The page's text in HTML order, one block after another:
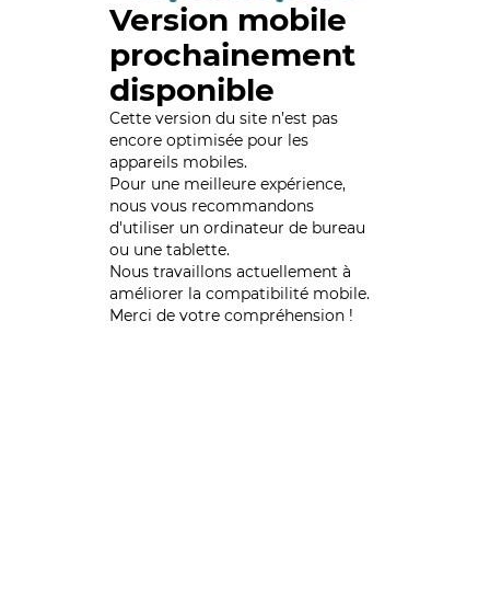
Version mobile
prochainement
disponible
Cette version du site n’est pas
encore optimisée pour les
appareils mobiles.
Pour une meilleure expérience,
nous vous recommandons
d'utiliser un ordinateur de bureau
ou une tablette.
Nous travaillons actuellement à
améliorer la compatibilité mobile.
Merci de votre compréhension !